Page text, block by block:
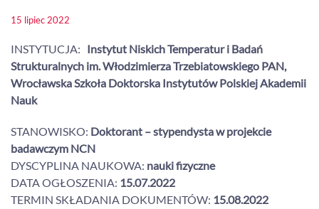
15 lipiec 2022
INSTYTUCJA: Instytut Niskich Temperatur i Badań
Strukturalnych im. Włodzimierza Trzebiatowskiego PAN,
Wrocławska Szkoła Doktorska Instytutów Polskiej Akademii
Nauk
STANOWISKO: Doktorant – stypendysta w projekcie
badawczym NCN
DYSCYPLINA NAUKOWA: nauki fizyczne
DATA OGŁOSZENIA: 15.07.2022
TERMIN SKŁADANIA DOKUMENTÓW: 15.08.2022